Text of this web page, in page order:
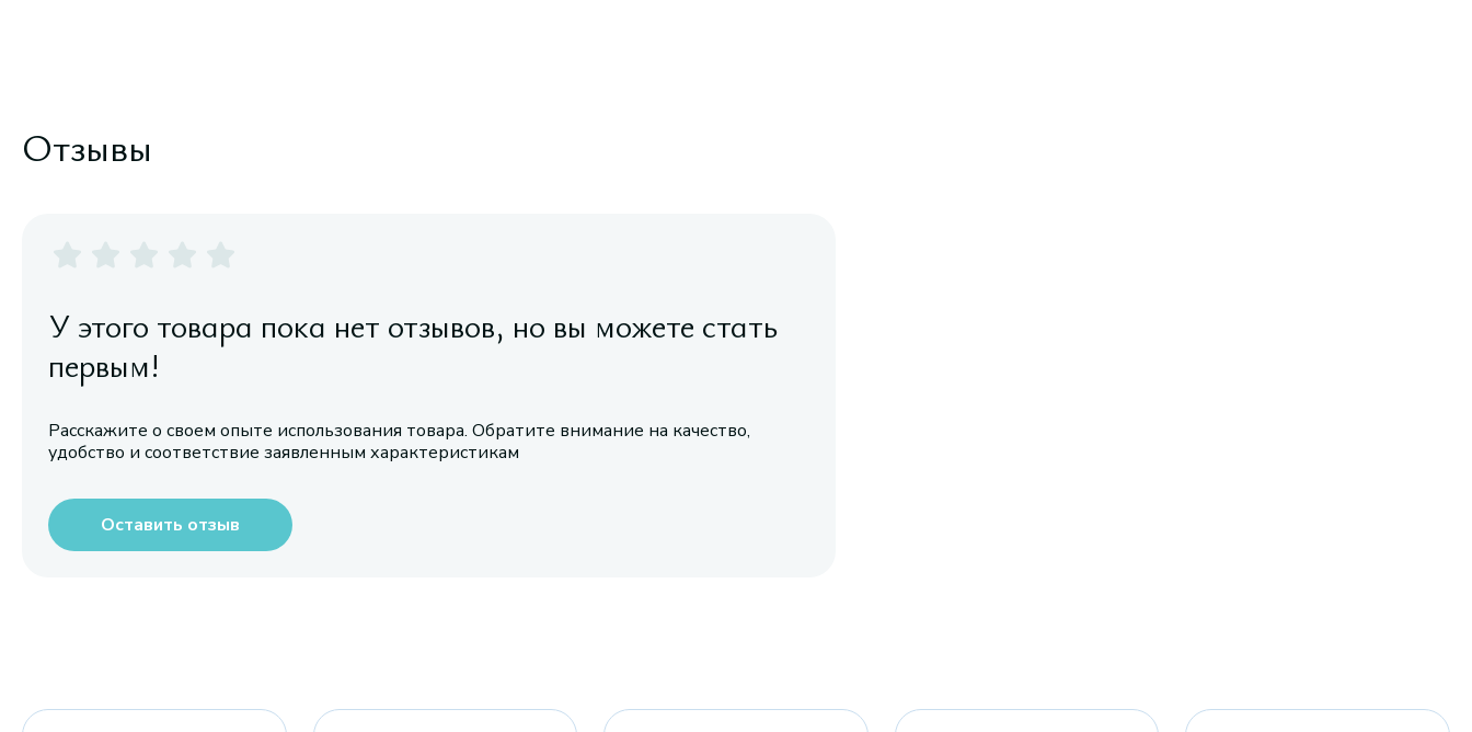
Отзывы
У этого товара пока нет отзывов, но вы можете стать
первым!
Расскажите о своем опыте использования товара. Обратите внимание на качество,
удобство и соответствие заявленным характеристикам
Оставить отзыв